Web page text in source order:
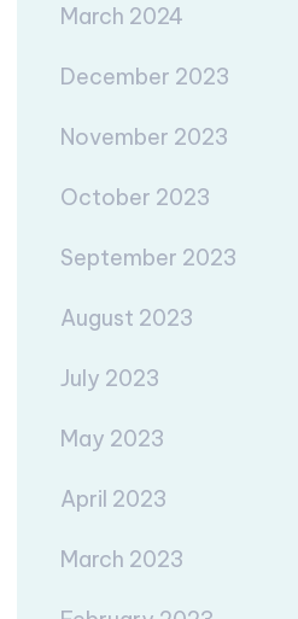
March 2024
December 2023
November 2023
October 2023
September 2023
August 2023
July 2023
May 2023
April 2023
March 2023